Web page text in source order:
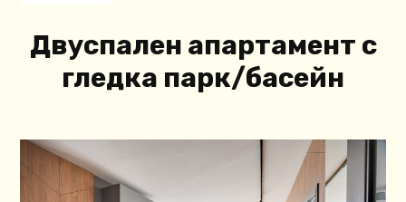
Двуспален апартамент с
гледка парк/басейн